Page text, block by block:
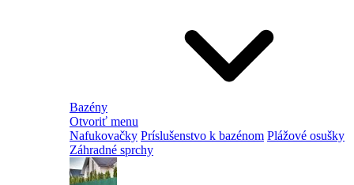
Bazény
Otvoriť menu
Nafukovačky Príslušenstvo k bazénom Plážové osušky
Záhradné sprchy